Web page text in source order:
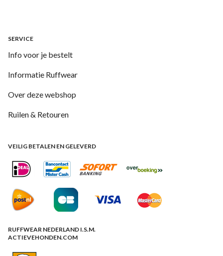
SERVICE
Info voor je bestelt
Informatie Ruffwear
Over deze webshop
Ruilen & Retouren
VEILIG BETALEN EN GELEVERD
RUFFWEAR NEDERLAND I.S.M.
ACTIEVEHONDEN.COM